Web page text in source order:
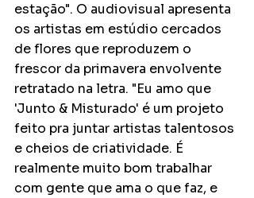
estação". O audiovisual apresenta
os artistas em estúdio cercados
de flores que reproduzem o
frescor da primavera envolvente
retratado na letra. "Eu amo que
'Junto & Misturado' é um projeto
feito pra juntar artistas talentosos
e cheios de criatividade. É
realmente muito bom trabalhar
com gente que ama o que faz, e